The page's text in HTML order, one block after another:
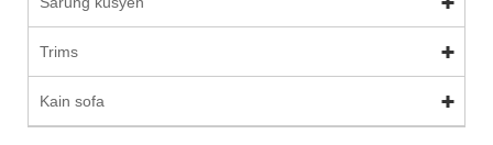
Trims
Kain sofa